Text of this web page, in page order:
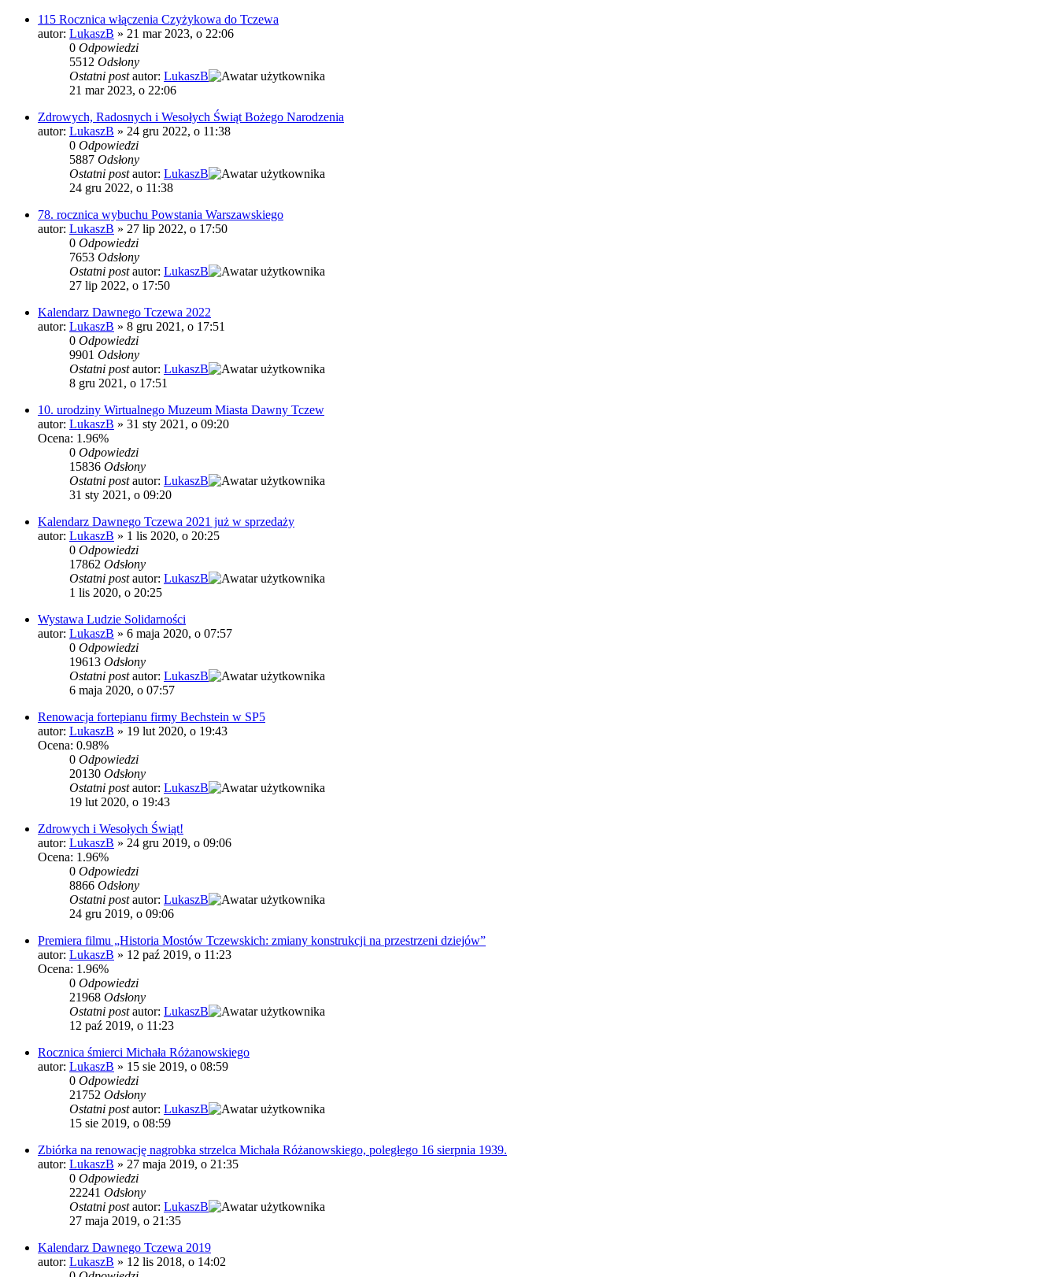
115 Rocznica włączenia Czyżykowa do Tczewa
autor: LukaszB » 21 mar 2023, o 22:06
0 Odpowiedzi
5512 Odsłony
Ostatni postautor: LukaszB
21 mar 2023, o 22:06
Zdrowych, Radosnych i Wesołych Świąt Bożego Narodzenia
autor: LukaszB » 24 gru 2022, o 11:38
0 Odpowiedzi
5887 Odsłony
Ostatni postautor: LukaszB
24 gru 2022, o 11:38
78. rocznica wybuchu Powstania Warszawskiego
autor: LukaszB » 27 lip 2022, o 17:50
0 Odpowiedzi
7653 Odsłony
Ostatni postautor: LukaszB
27 lip 2022, o 17:50
Kalendarz Dawnego Tczewa 2022
autor: LukaszB » 8 gru 2021, o 17:51
0 Odpowiedzi
9901 Odsłony
Ostatni postautor: LukaszB
8 gru 2021, o 17:51
10. urodziny Wirtualnego Muzeum Miasta Dawny Tczew
autor: LukaszB » 31 sty 2021, o 09:20
Ocena: 1.96%
0 Odpowiedzi
15836 Odsłony
Ostatni postautor: LukaszB
31 sty 2021, o 09:20
Kalendarz Dawnego Tczewa 2021 już w sprzedaży
autor: LukaszB » 1 lis 2020, o 20:25
0 Odpowiedzi
17862 Odsłony
Ostatni postautor: LukaszB
1 lis 2020, o 20:25
Wystawa Ludzie Solidarności
autor: LukaszB » 6 maja 2020, o 07:57
0 Odpowiedzi
19613 Odsłony
Ostatni postautor: LukaszB
6 maja 2020, o 07:57
Renowacja fortepianu firmy Bechstein w SP5
autor: LukaszB » 19 lut 2020, o 19:43
Ocena: 0.98%
0 Odpowiedzi
20130 Odsłony
Ostatni postautor: LukaszB
19 lut 2020, o 19:43
Zdrowych i Wesołych Świąt!
autor: LukaszB » 24 gru 2019, o 09:06
Ocena: 1.96%
0 Odpowiedzi
8866 Odsłony
Ostatni postautor: LukaszB
24 gru 2019, o 09:06
Premiera filmu „Historia Mostów Tczewskich: zmiany konstrukcji na przestrzeni dziejów”
autor: LukaszB » 12 paź 2019, o 11:23
Ocena: 1.96%
0 Odpowiedzi
21968 Odsłony
Ostatni postautor: LukaszB
12 paź 2019, o 11:23
Rocznica śmierci Michała Różanowskiego
autor: LukaszB » 15 sie 2019, o 08:59
0 Odpowiedzi
21752 Odsłony
Ostatni postautor: LukaszB
15 sie 2019, o 08:59
Zbiórka na renowację nagrobka strzelca Michała Różanowskiego, poległego 16 sierpnia 1939.
autor: LukaszB » 27 maja 2019, o 21:35
0 Odpowiedzi
22241 Odsłony
Ostatni postautor: LukaszB
27 maja 2019, o 21:35
Kalendarz Dawnego Tczewa 2019
autor: LukaszB » 12 lis 2018, o 14:02